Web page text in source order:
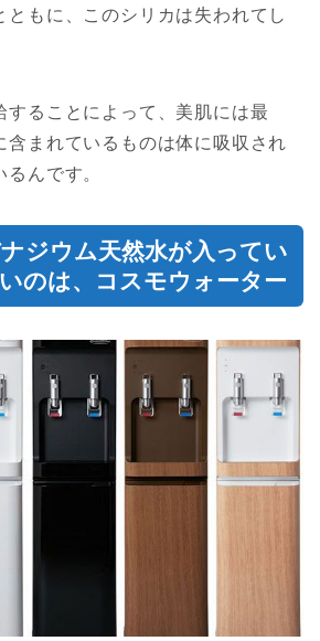
ともに、このシリカは失われてし
することによって、美肌には最
含まれているものは体に吸収され
んです。
ジウム天然水が入ってい
のは、コスモウォーター